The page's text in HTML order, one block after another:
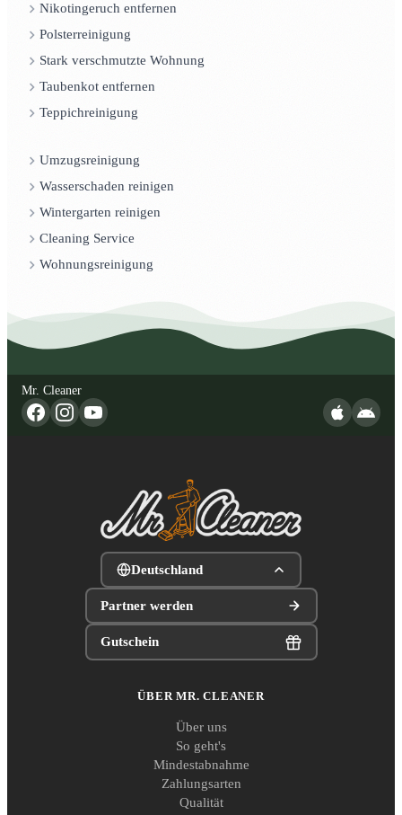
Nikotingeruch entfernen
Polsterreinigung
Stark verschmutzte Wohnung
Taubenkot entfernen
Teppichreinigung
Umzugsreinigung
Wasserschaden reinigen
Wintergarten reinigen
Cleaning Service
Wohnungsreinigung
Mr. Cleaner
Deutschland
Partner werden
Gutschein
ÜBER MR. CLEANER
Über uns
So geht's
Mindestabnahme
Zahlungsarten
Qualität